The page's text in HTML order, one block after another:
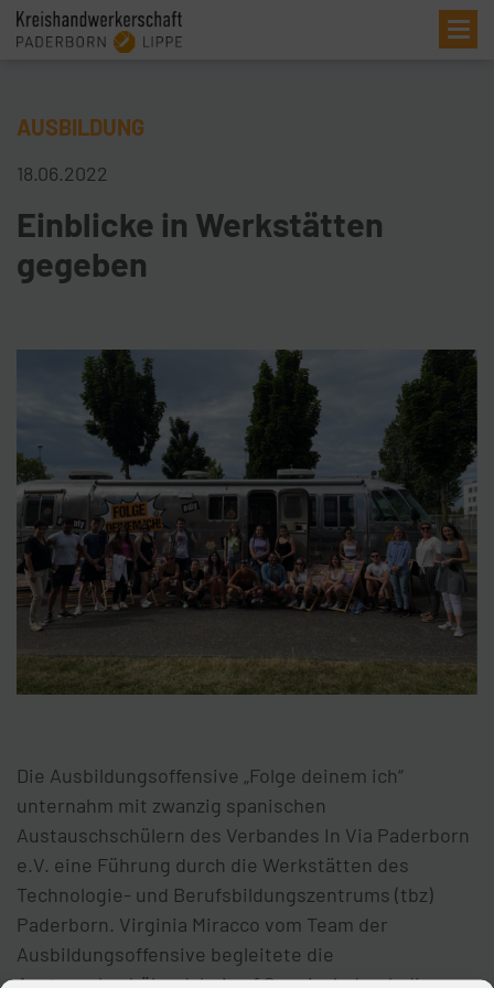
AUSBILDUNG
18.06.2022
Einblicke in Werkstätten
gegeben
Die Ausbildungsoffensive „Folge deinem ich“
unternahm mit zwanzig spanischen
Austauschschülern des Verbandes In Via Paderborn
e.V. eine Führung durch die Werkstätten des
Technologie- und Berufsbildungszentrums (tbz)
Paderborn. Virginia Miracco vom Team der
Ausbildungsoffensive begleitete die